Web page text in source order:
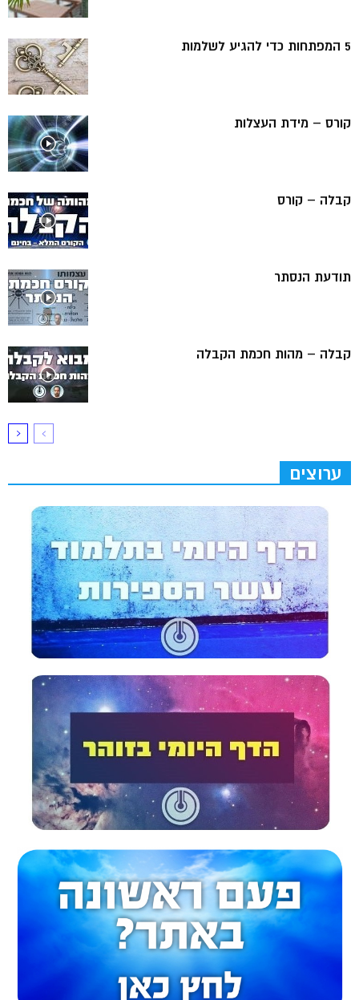
5 המפתחות כדי להגיע לשלמות
קורס – מידת העצלות
קבלה – קורס
תודעת הנסתר
קבלה – מהות חכמת הקבלה
ערוצים